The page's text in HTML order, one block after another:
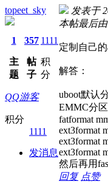
topeet_sky
1
主
题
357
帖
子
1111
积
分
QQ游客
积分
1111
发消息
发表于
本帖最后由
定制自己
解答：
uboot默认
EMMC分区
fatformat
ext3format
ext3format
ext3format
然后再用
回复 点赞